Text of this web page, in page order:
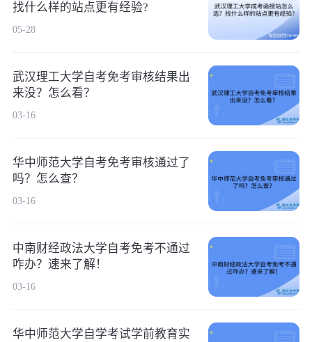
找什么样的站点更有经验?
05-28
武汉理工大学自考免考审核结果出
来没？怎么看？
03-16
华中师范大学自考免考审核通过了
吗？怎么查？
03-16
中南财经政法大学自考免考不通过
咋办？速来了解！
03-16
华中师范大学自学考试学前教育实